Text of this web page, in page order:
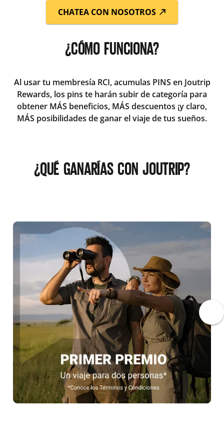
CHATEA CON NOSOTROS
¿CÓMO FUNCIONA?
Al usar tu membresía RCI, acumulas PINS en Joutrip
Rewards, los pins te harán subir de categoría para
obtener MÁS beneficios, MÁS descuentos ¡y claro,
MÁS posibilidades de ganar el viaje de tus sueños.
¿QUÉ GANARÍAS CON JOUTRIP?